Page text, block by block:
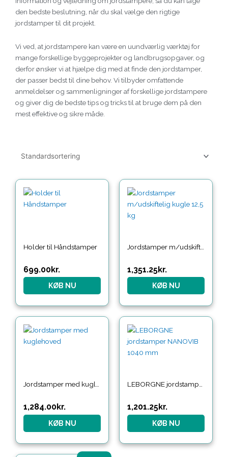
den bedste beslutning, når du skal vælge den rigtige
jordstamper til dit projekt.
Vi ved, at jordstampere kan være en uundværlig værktøj for
mange forskellige byggeprojekter og landbrugsopgaver, og
derfor ønsker vi at hjælpe dig med at finde den jordstamper,
der passer bedst til dine behov. Vi tilbyder omfattende
anmeldelser og sammenligninger af forskellige jordstampere
og giver dig de bedste tips og tricks til at bruge dem på den
mest effektive og sikre måde.
Holder til Håndstamper
699.00kr.
KØB NU
1,351.25kr.
KØB NU
Jordstamper med kuglehoved
1,284.00kr.
KØB NU
LEBORGNE jordstamper NANOVIB 1040 mm
1,201.25kr.
KØB NU